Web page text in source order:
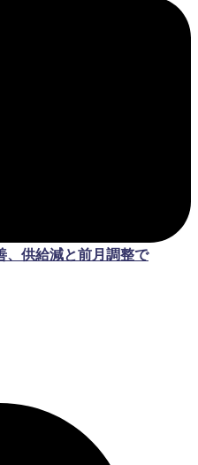
、供給減と前月調整で